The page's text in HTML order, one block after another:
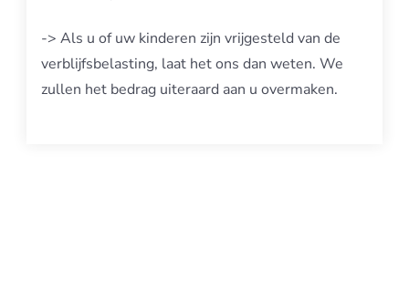
-> Als u of uw kinderen zijn vrijgesteld van de
verblijfsbelasting, laat het ons dan weten. We
zullen het bedrag uiteraard aan u overmaken.